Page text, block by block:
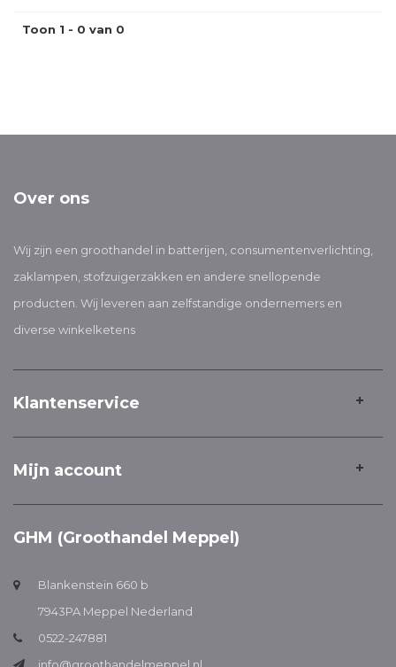
Toon 1 - 0 van 0
Over ons
Wij zijn een groothandel in batterijen, consumentenverlichting,
zaklampen, stofzuigerzakken en andere snellopende
producten. Wij leveren aan zelfstandige ondernemers en
diverse winkelketens
Klantenservice
Mijn account
GHM (Groothandel Meppel)
Blankenstein 660 b
7943PA Meppel Nederland
0522-247881